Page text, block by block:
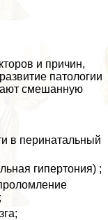
и причин,
патологии
смешанную
в перинатальный
гипертония) ;